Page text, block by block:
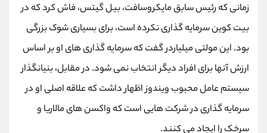
زمانی که رئیس سابق مایکروسافت، بیل گیتس، فاش کرد که در
بیت کوین سرمایه گذاری نکرده است، برای بسیاری شوک بزرگی
بود. این مولتی میلیاردر گفت که سرمایه گذاری های او بر اساس
ارزش آنها برای افراد دیگر انتخاب نمی شود. در مقابل، بنیانگذار
سیستم عامل محبوب ویندوز اظهار داشت که علاقه اصلی او در
سرمایه گذاری در شرکت هایی است که واکسن های مالاریا و
سرخک را ایجاد می کنند.